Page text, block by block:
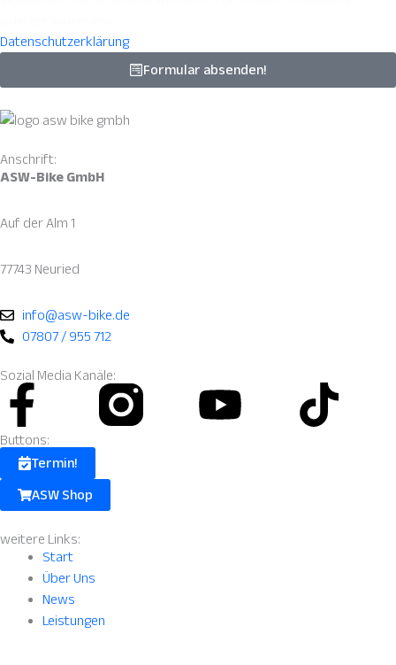
Datenschutzerklärung
Formular absenden!
Anschrift:
ASW-Bike GmbH
Auf der Alm 1
77743 Neuried
info@asw-bike.de
07807 / 955 712
Sozial Media Kanäle:
Facebook-
f
Instagram
Youtube
Buttons:
Termin!
ASW Shop
weitere Links:
Start
Über Uns
News
Leistungen